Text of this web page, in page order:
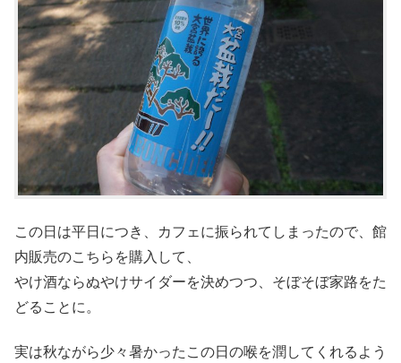
この日は平日につき、カフェに振られてしまったので、館
内販売のこちらを購入して、
やけ酒ならぬやけサイダーを決めつつ、そぼそぼ家路をた
どることに。
実は秋ながら少々暑かったこの日の喉を潤してくれるよう